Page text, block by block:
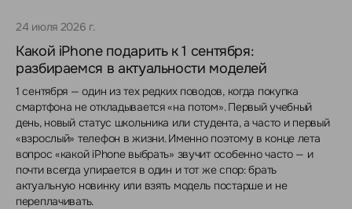
24 июля 2026 г.
Какой iPhone подарить к 1 сентября:
разбираемся в актуальности моделей
1 сентября — один из тех редких поводов, когда покупка
смартфона не откладывается «на потом». Первый учебный
день, новый статус школьника или студента, а часто и первый
«взрослый» телефон в жизни. Именно поэтому в конце лета
вопрос «какой iPhone выбрать» звучит особенно часто — и
почти всегда упирается в один и тот же спор: брать
актуальную новинку или взять модель постарше и не
переплачивать.